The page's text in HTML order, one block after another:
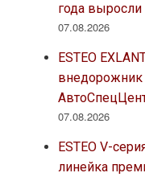
года выросли
07.08.2026
ESTEO
внедорожник
07.08.2026
ESTEO V-
линейка